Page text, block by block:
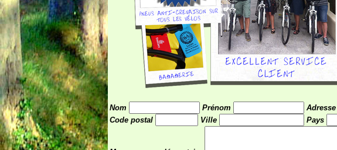
Nom Prénom Adresse
Code postal
Ville Pays